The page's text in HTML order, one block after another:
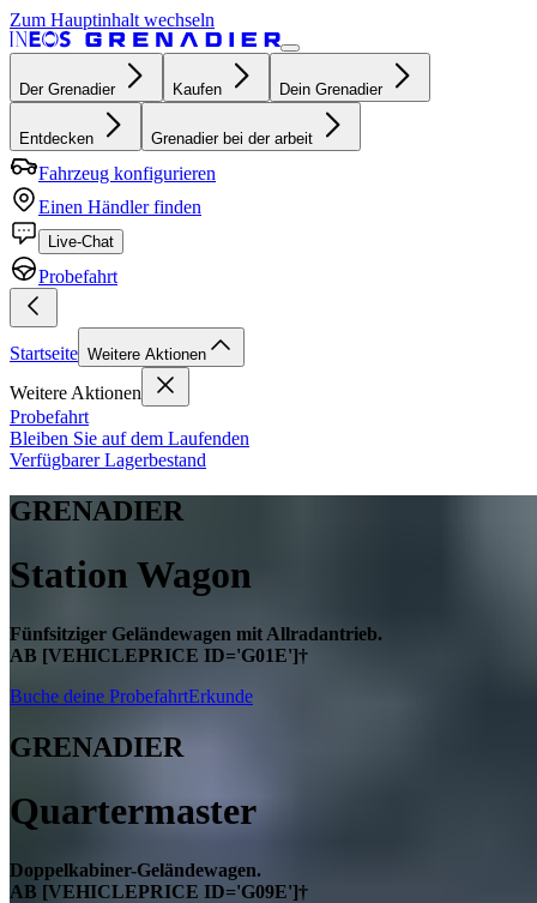
Zum Hauptinhalt wechseln
Der Grenadier Kaufen Dein Grenadier
Entdecken Grenadier bei der arbeit
Fahrzeug konfigurieren
Einen Händler finden
Live-Chat
Probefahrt
Startseite Weitere Aktionen
Weitere Aktionen
Probefahrt
Bleiben Sie auf dem Laufenden
Verfügbarer Lagerbestand
GRENADIER
Station Wagon
Fünfsitziger Geländewagen mit Allradantrieb.
AB [VEHICLEPRICE ID='G01E']†
Buche deine ProbefahrtErkunde
GRENADIER
Quartermaster
Doppelkabiner-Geländewagen.
AB [VEHICLEPRICE ID='G09E']†